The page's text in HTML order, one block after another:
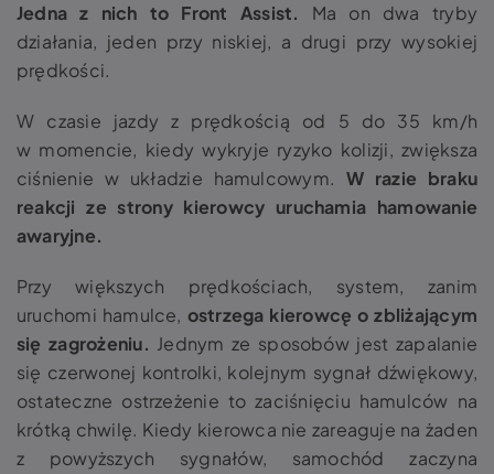
Jedna z nich to Front Assist.
Ma on dwa tryby
działania, jeden przy niskiej, a drugi przy wysokiej
prędkości.
W czasie jazdy z prędkością od 5 do 35 km/h
w momencie, kiedy wykryje ryzyko kolizji, zwiększa
ciśnienie w układzie hamulcowym. W razie braku
reakcji ze strony kierowcy uruchamia hamowanie
awaryjne.
Przy większych prędkościach, system, zanim
uruchomi hamulce, ostrzega kierowcę o zbliżającym
się zagrożeniu. Jednym ze sposobów jest zapalanie
się czerwonej kontrolki, kolejnym sygnał dźwiękowy,
ostateczne ostrzeżenie to zaciśnięciu hamulców na
krótką chwilę. Kiedy kierowca nie zareaguje na żaden
z powyższych sygnałów, samochód zaczyna